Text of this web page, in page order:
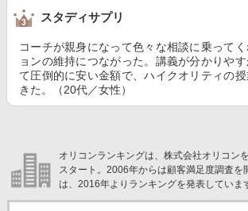
スタディサプリ
コーチが親身になって色々な相談に乗って
ョンの維持につながった。講義が分かりや
て圧倒的に安い金額で、ハイクオリティの
きた。（20代／女性）
オリコンランキングは、株式会社オリコン
スタート。2006年からは顧客満足度調査を
は、2016年よりランキングを発表していま